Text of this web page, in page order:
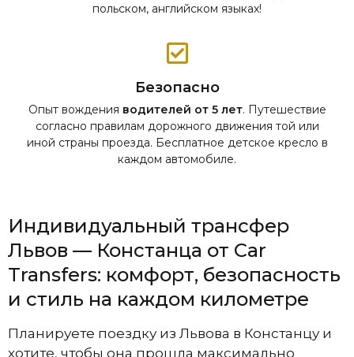
польском, английском языках!
Безопасно
Опыт вождения водителей от 5 лет. Путешествие
согласно правилам дорожного движения той или
иной страны проезда. Бесплатное детское кресло в
каждом автомобиле.
Индивидуальный трансфер
Львов — Констанца от Car
Transfers: комфорт, безопасность
и стиль на каждом километре
Планируете поездку из Львова в Констанцу и
хотите, чтобы она прошла максимально